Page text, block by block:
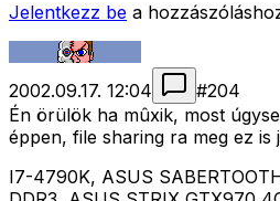
Jelentkezz be a
2002.09.17. 12:04 #204
Én örülök ha mûxik, most
éppen, file sharing ra meg ez is
I7-4790K, ASUS